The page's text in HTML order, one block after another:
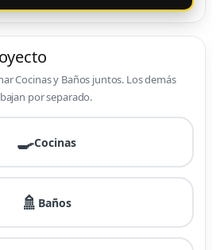
Cocinas y Baños juntos. Los demás
por separado.
🍳Cocinas
🚿 Baños